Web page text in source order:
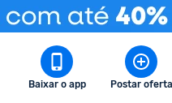
Baixar o app Postar oferta